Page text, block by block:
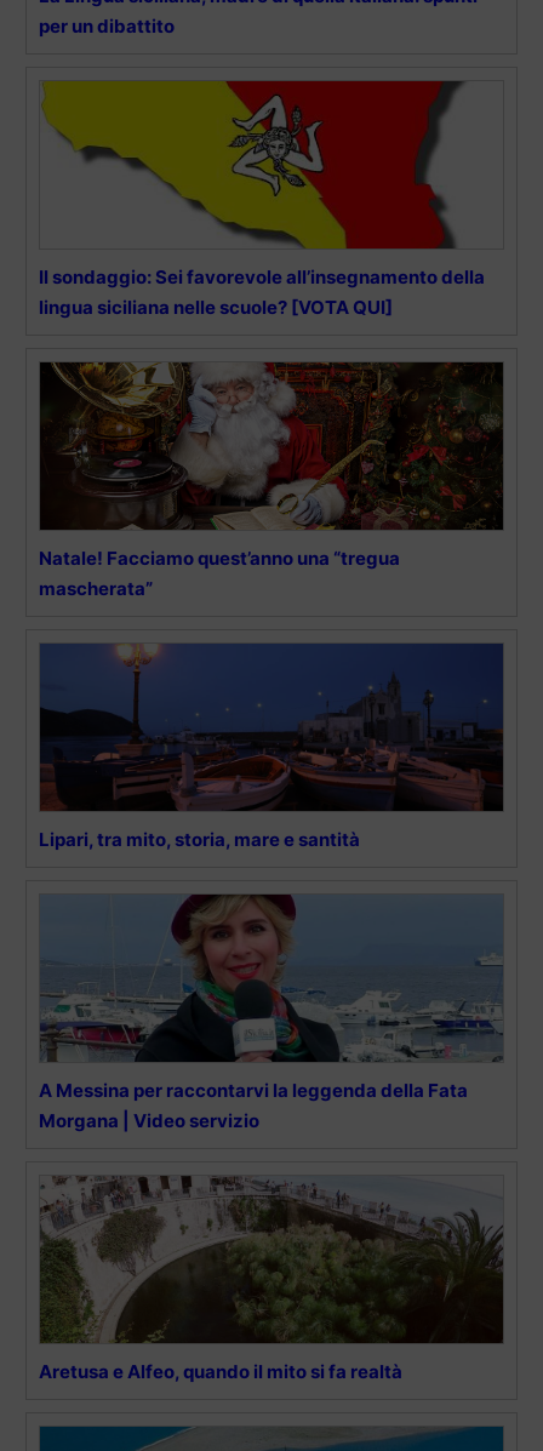
per un dibattito
Il sondaggio: Sei favorevole all’insegnamento della
lingua siciliana nelle scuole? [VOTA QUI]
Natale! Facciamo quest’anno una “tregua
mascherata”
Lipari, tra mito, storia, mare e santità
A Messina per raccontarvi la leggenda della Fata
Morgana | Video servizio
Aretusa e Alfeo, quando il mito si fa realtà